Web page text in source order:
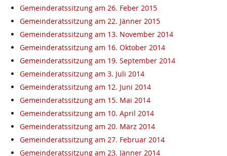
Gemeinderatssitzung am 26. Feber 2015
Gemeinderatssitzung am 22. Jänner 2015
Gemeinderatssitzung am 13. November 2014
Gemeinderatssitzung am 16. Oktober 2014
Gemeinderatssitzung am 19. September 2014
Gemeinderatssitzung am 3. Juli 2014
Gemeinderatssitzung am 12. Juni 2014
Gemeinderatssitzung am 15. Mai 2014
Gemeinderatssitzung am 10. April 2014
Gemeinderatssitzung am 20. März 2014
Gemeinderatssitzung am 27. Februar 2014
Gemeinderatssitzung am 23. Jänner 2014